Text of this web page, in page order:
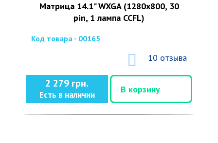
Матрица 14.1" WXGA (1280x800, 30
pin, 1 лампа CCFL)
Код товара - 00165
10 отзыва
2 279 грн.
Есть в наличии
В корзину